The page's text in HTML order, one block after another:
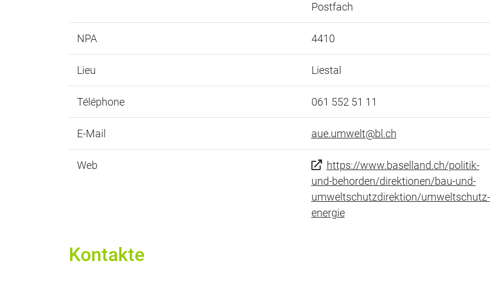
Postfach
NPA 4410
Lieu Liestal
Téléphone 061 552 51 11
E-Mail aue.umwelt@bl.ch
Web
https://www.baselland.ch/politik-
und-behorden/direktionen/bau-und-
umweltschutzdirektion/umweltschutz-
energie
Kontakte